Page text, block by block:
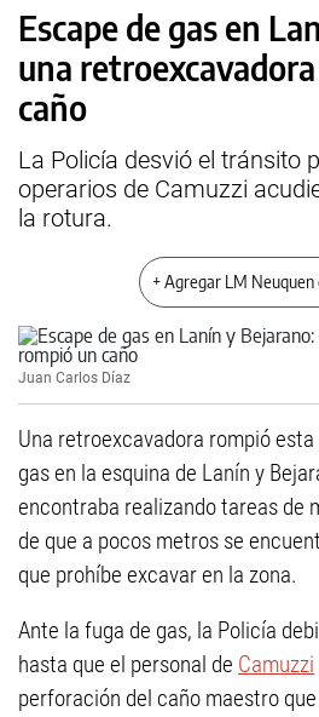
Escape de gas en
una
caño
La Policía desvió el tránsito
operarios de Camuzzi
la rotura.
+ Agregar LM Neuquen
Juan Carlos Díaz
Una retroexcavadora rompió
gas en la esquina de Lanín y
encontraba realizando tareas de
de que a pocos metros se
que prohíbe excavar en la zona.
Ante la fuga de gas, la Policía
hasta que el personal de Camuzzi
perforación del caño maestro